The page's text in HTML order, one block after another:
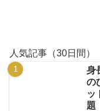
人気記事（30日間）
身
の
ッ
題